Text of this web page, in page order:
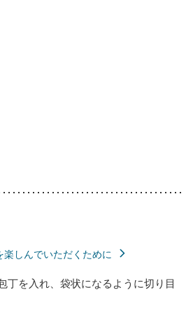
しんでいただくために
丁を入れ、袋状になるように切り目